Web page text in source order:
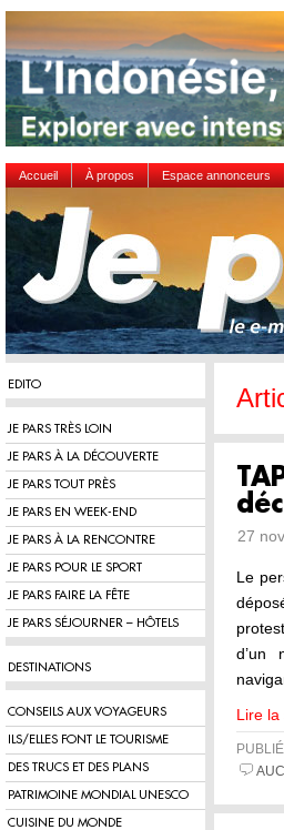
Accueil À propos Espace annonceurs
EDITO
JE PARS TRÈS LOIN
JE PARS À LA DÉCOUVERTE
JE PARS TOUT PRÈS
JE PARS EN WEEK-END
JE PARS À LA RENCONTRE
JE PARS POUR LE SPORT
JE PARS FAIRE LA FÊTE
JE PARS SÉJOURNER – HÔTELS
DESTINATIONS
CONSEILS AUX VOYAGEURS
ILS/ELLES FONT LE TOURISME
DES TRUCS ET DES PLANS
PATRIMOINE MONDIAL UNESCO
CUISINE DU MONDE
27
Le
d’un
Lire la